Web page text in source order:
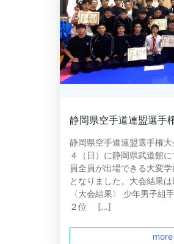
静岡県空手道連盟選手
静岡県空手道連盟選手権
４（日）に静岡県武道館
員全員が出場できる大変
となりました。大会結果は
〈大会結果〉 少年男子
２位 […]
more